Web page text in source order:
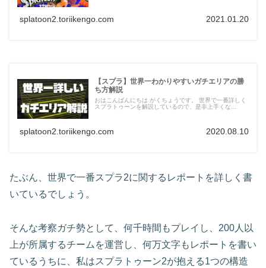
splatoon2.toriikengo.com 2021.01.20
【スプラ】世界一わかりやすいガチエリアの勝
ち方解説
おはこんばんにちは がくちょうです。 世界で一番詳しく
スプラトゥーンを解説しているので、是非上手くな...
splatoon2.toriikengo.com 2020.08.10
たぶん、世界で一番スプラ2に関するレポートを詳しく書
いているでしょう。
そんな考察ガチ勢として、何千時間もプレイし、200人以
上が所属するチームを運営し、何万文字もレポートを書い
ているうちに、私はスプラトゥーン2が抱える1つの構造